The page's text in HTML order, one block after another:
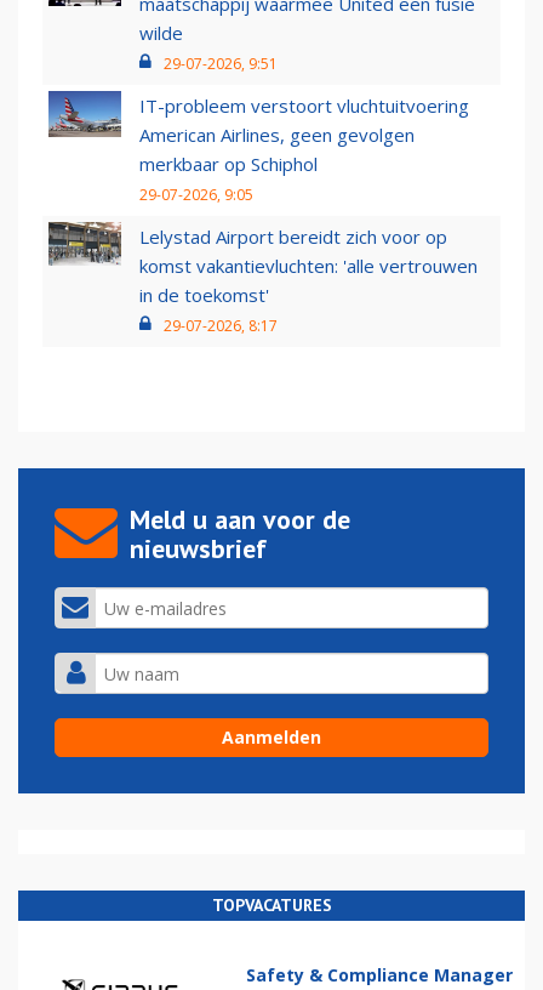
wilde
29-07-2026, 9:51
IT-probleem verstoort vluchtuitvoering
American Airlines, geen gevolgen
merkbaar op Schiphol
29-07-2026, 9:05
Lelystad Airport bereidt zich voor op
komst vakantievluchten: 'alle vertrouwen
in de toekomst'
29-07-2026, 8:17
Meld u aan voor de
nieuwsbrief
TOPVACATURES
Safety & Compliance Manager